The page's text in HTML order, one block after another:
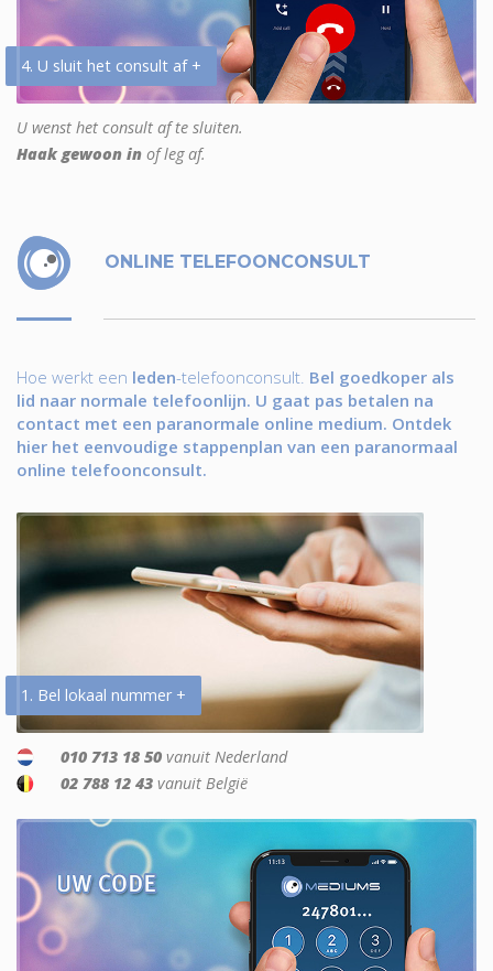
4. U sluit het consult af +
U wenst het consult af te sluiten.
Haak gewoon in of leg af.
ONLINE TELEFOONCONSULT
Hoe werkt een leden-telefoonconsult. Bel goedkoper als
lid naar normale telefoonlijn. U gaat pas betalen na
contact met een paranormale online medium. Ontdek
hier het eenvoudige stappenplan van een paranormaal
online telefoonconsult.
1. Bel lokaal nummer +
010 713 18 50 vanuit Nederland
02 788 12 43 vanuit België